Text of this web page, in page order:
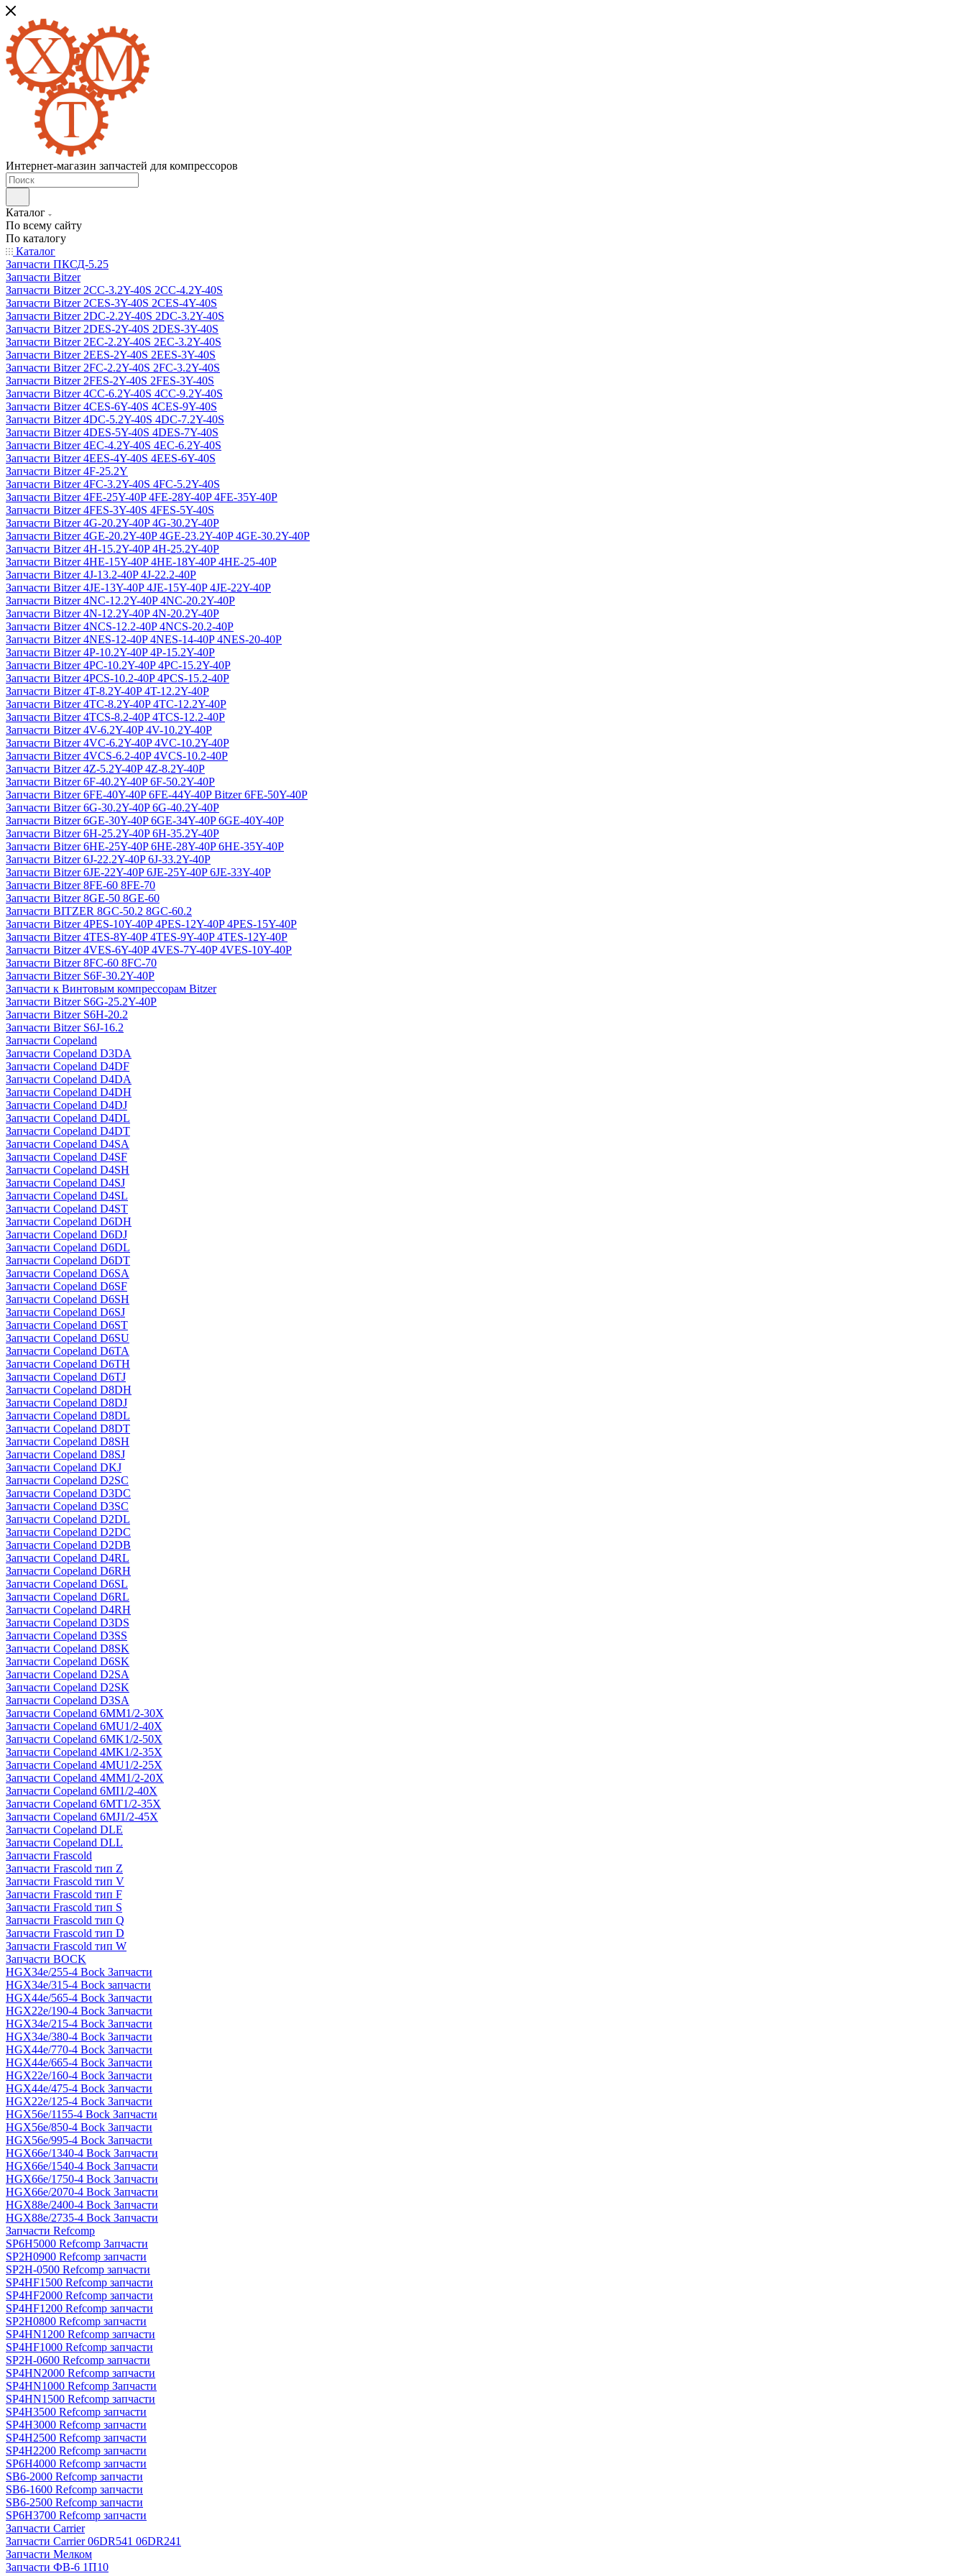
Интернет-магазин запчастей для компрессоров
Каталог
По всему сайту
По каталогу
Каталог
Запчасти ПКСД-5.25
Запчасти Bitzer
Запчасти Bitzer 2CC-3.2Y-40S 2CC-4.2Y-40S
Запчасти Bitzer 2CES-3Y-40S 2CES-4Y-40S
Запчасти Bitzer 2DC-2.2Y-40S 2DC-3.2Y-40S
Запчасти Bitzer 2DES-2Y-40S 2DES-3Y-40S
Запчасти Bitzer 2EC-2.2Y-40S 2EC-3.2Y-40S
Запчасти Bitzer 2EES-2Y-40S 2EES-3Y-40S
Запчасти Bitzer 2FC-2.2Y-40S 2FC-3.2Y-40S
Запчасти Bitzer 2FES-2Y-40S 2FES-3Y-40S
Запчасти Bitzer 4CC-6.2Y-40S 4CC-9.2Y-40S
Запчасти Bitzer 4CES-6Y-40S 4CES-9Y-40S
Запчасти Bitzer 4DC-5.2Y-40S 4DC-7.2Y-40S
Запчасти Bitzer 4DES-5Y-40S 4DES-7Y-40S
Запчасти Bitzer 4EC-4.2Y-40S 4EC-6.2Y-40S
Запчасти Bitzer 4EES-4Y-40S 4EES-6Y-40S
Запчасти Bitzer 4F-25.2Y
Запчасти Bitzer 4FC-3.2Y-40S 4FC-5.2Y-40S
Запчасти Bitzer 4FE-25Y-40P 4FE-28Y-40P 4FE-35Y-40P
Запчасти Bitzer 4FES-3Y-40S 4FES-5Y-40S
Запчасти Bitzer 4G-20.2Y-40P 4G-30.2Y-40P
Запчасти Bitzer 4GE-20.2Y-40P 4GE-23.2Y-40P 4GE-30.2Y-40P
Запчасти Bitzer 4H-15.2Y-40P 4H-25.2Y-40P
Запчасти Bitzer 4HE-15Y-40P 4HE-18Y-40P 4HE-25-40P
Запчасти Bitzer 4J‐13.2-40P 4J‐22.2-40P
Запчасти Bitzer 4JE-13Y-40P 4JE-15Y-40P 4JE-22Y-40P
Запчасти Bitzer 4NC-12.2Y-40P 4NC-20.2Y-40P
Запчасти Bitzer 4N-12.2Y-40P 4N-20.2Y-40P
Запчасти Bitzer 4NCS-12.2-40P 4NCS-20.2-40P
Запчасти Bitzer 4NES-12-40P 4NES-14-40P 4NES-20-40P
Запчасти Bitzer 4P-10.2Y-40P 4P-15.2Y-40P
Запчасти Bitzer 4PC-10.2Y-40P 4PC-15.2Y-40P
Запчасти Bitzer 4PCS-10.2-40P 4PCS-15.2-40P
Запчасти Bitzer 4T-8.2Y-40P 4T-12.2Y-40P
Запчасти Bitzer 4TC-8.2Y-40P 4TC-12.2Y-40P
Запчасти Bitzer 4TCS-8.2-40P 4TCS-12.2-40P
Запчасти Bitzer 4V-6.2Y-40P 4V-10.2Y-40P
Запчасти Bitzer 4VC-6.2Y-40P 4VC-10.2Y-40P
Запчасти Bitzer 4VCS-6.2-40P 4VCS-10.2-40P
Запчасти Bitzer 4Z-5.2Y-40P 4Z-8.2Y-40P
Запчасти Bitzer 6F-40.2Y-40P 6F-50.2Y-40P
Запчасти Bitzer 6FE-40Y-40P 6FE-44Y-40P Bitzer 6FE-50Y-40P
Запчасти Bitzer 6G-30.2Y-40P 6G-40.2Y-40P
Запчасти Bitzer 6GE-30Y-40P 6GE-34Y-40P 6GE-40Y-40P
Запчасти Bitzer 6H-25.2Y-40P 6H-35.2Y-40P
Запчасти Bitzer 6HE-25Y-40P 6HE-28Y-40P 6HE-35Y-40P
Запчасти Bitzer 6J-22.2Y-40P 6J-33.2Y-40P
Запчасти Bitzer 6JE-22Y-40P 6JE-25Y-40P 6JE-33Y-40P
Запчасти Bitzer 8FE-60 8FE-70
Запчасти Bitzer 8GE-50 8GE-60
Запчасти BITZER 8GC-50.2 8GC-60.2
Запчасти Bitzer 4PES-10Y-40P 4PES-12Y-40P 4PES-15Y-40P
Запчасти Bitzer 4TES-8Y-40P 4TES-9Y-40P 4TES-12Y-40P
Запчасти Bitzer 4VES-6Y-40P 4VES-7Y-40P 4VES-10Y-40P
Запчасти Bitzer 8FC-60 8FC-70
Запчасти Bitzer S6F-30.2Y-40P
Запчасти к Винтовым компрессорам Bitzer
Запчасти Bitzer S6G-25.2Y-40P
Запчасти Bitzer S6H-20.2
Запчасти Bitzer S6J-16.2
Запчасти Copeland
Запчасти Copeland D3DA
Запчасти Copeland D4DF
Запчасти Copeland D4DA
Запчасти Copeland D4DH
Запчасти Copeland D4DJ
Запчасти Copeland D4DL
Запчасти Copeland D4DT
Запчасти Copeland D4SA
Запчасти Copeland D4SF
Запчасти Copeland D4SH
Запчасти Copeland D4SJ
Запчасти Copeland D4SL
Запчасти Copeland D4ST
Запчасти Copeland D6DH
Запчасти Copeland D6DJ
Запчасти Copeland D6DL
Запчасти Copeland D6DT
Запчасти Copeland D6SA
Запчасти Copeland D6SF
Запчасти Copeland D6SH
Запчасти Copeland D6SJ
Запчасти Copeland D6ST
Запчасти Copeland D6SU
Запчасти Copeland D6TA
Запчасти Copeland D6TH
Запчасти Copeland D6TJ
Запчасти Copeland D8DH
Запчасти Copeland D8DJ
Запчасти Copeland D8DL
Запчасти Copeland D8DT
Запчасти Copeland D8SH
Запчасти Copeland D8SJ
Запчасти Copeland DKJ
Запчасти Copeland D2SC
Запчасти Copeland D3DC
Запчасти Copeland D3SC
Запчасти Copeland D2DL
Запчасти Copeland D2DC
Запчасти Copeland D2DB
Запчасти Copeland D4RL
Запчасти Copeland D6RH
Запчасти Copeland D6SL
Запчасти Copeland D6RL
Запчасти Copeland D4RH
Запчасти Copeland D3DS
Запчасти Copeland D3SS
Запчасти Copeland D8SK
Запчасти Copeland D6SK
Запчасти Copeland D2SA
Запчасти Copeland D2SK
Запчасти Copeland D3SA
Запчасти Copeland 6MM1/2-30X
Запчасти Copeland 6MU1/2-40X
Запчасти Copeland 6MK1/2-50X
Запчасти Copeland 4MK1/2-35X
Запчасти Copeland 4MU1/2-25X
Запчасти Copeland 4MM1/2-20X
Запчасти Copeland 6MI1/2-40X
Запчасти Copeland 6MT1/2-35X
Запчасти Copeland 6MJ1/2-45X
Запчасти Copeland DLE
Запчасти Copeland DLL
Запчасти Frascold
Запчасти Frascold тип Z
Запчасти Frascold тип V
Запчасти Frascold тип F
Запчасти Frascold тип S
Запчасти Frascold тип Q
Запчасти Frascold тип D
Запчасти Frascold тип W
Запчасти BOCK
HGX34e/255-4 Bock Запчасти
HGX34e/315-4 Bock запчасти
HGX44e/565-4 Bock Запчасти
HGX22e/190-4 Bock Запчасти
HGX34e/215-4 Bock Запчасти
HGX34e/380-4 Bock Запчасти
HGX44e/770-4 Bock Запчасти
HGX44e/665-4 Bock Запчасти
HGX22e/160-4 Bock Запчасти
HGX44e/475-4 Bock Запчасти
HGX22e/125-4 Bock Запчасти
HGX56e/1155-4 Bock Запчасти
HGX56e/850-4 Bock Запчасти
HGX56e/995-4 Bock Запчасти
HGX66e/1340-4 Bock Запчасти
HGX66e/1540-4 Bock Запчасти
HGX66e/1750-4 Bock Запчасти
HGX66e/2070-4 Bock Запчасти
HGX88e/2400-4 Bock Запчасти
HGX88e/2735-4 Bock Запчасти
Запчасти Refcomp
SP6H5000 Refcomp Запчасти
SP2H0900 Refcomp запчасти
SP2H-0500 Refcomp запчасти
SP4HF1500 Refcomp запчасти
SP4HF2000 Refcomp запчасти
SP4HF1200 Refcomp запчасти
SP2H0800 Refcomp запчасти
SP4HN1200 Refcomp запчасти
SP4HF1000 Refcomp запчасти
SP2H-0600 Refcomp запчасти
SP4HN2000 Refcomp запчасти
SP4HN1000 Refcomp Запчасти
SP4HN1500 Refcomp запчасти
SP4H3500 Refcomp запчасти
SP4H3000 Refcomp запчасти
SP4H2500 Refcomp запчасти
SP4H2200 Refcomp запчасти
SP6H4000 Refcomp запчасти
SB6-2000 Refcomp запчасти
SB6-1600 Refcomp запчасти
SB6-2500 Refcomp запчасти
SP6H3700 Refcomp запчасти
Запчасти Carrier
Запчасти Carrier 06DR541 06DR241
Запчасти Мелком
Запчасти ФВ-6 1П10